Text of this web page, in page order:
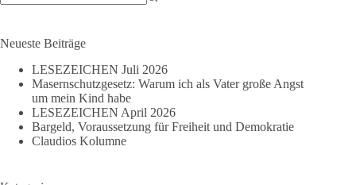
Neueste Beiträge
LESEZEICHEN Juli 2026
Masernschutzgesetz: Warum ich als Vater große Angst
um mein Kind habe
LESEZEICHEN April 2026
Bargeld, Voraussetzung für Freiheit und Demokratie
Claudios Kolumne